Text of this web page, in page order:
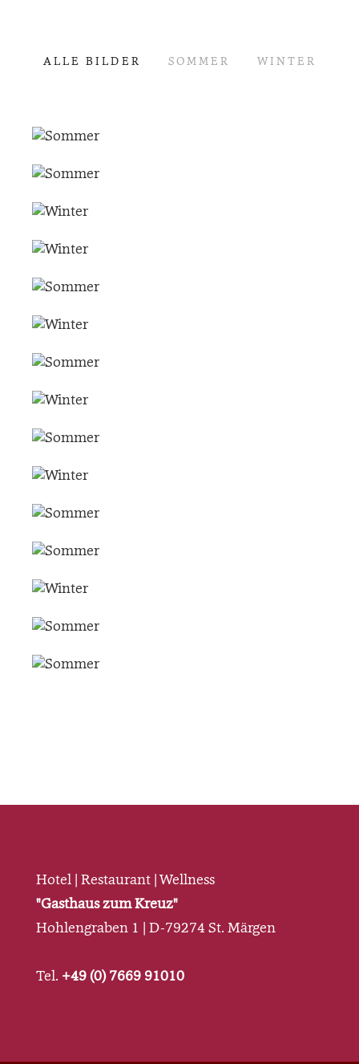
ALLE BILDER SOMMER WINTER
Hotel | Restaurant | Wellness
"Gasthaus zum Kreuz"
Hohlengraben 1 | D-79274 St. Märgen
Tel. +49 (0) 7669 91010